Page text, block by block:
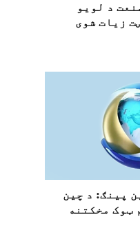
د لويو
زيات شوی
پینګ: د چين
ټوک مخکتنه